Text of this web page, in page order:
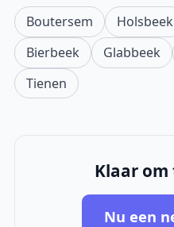
Boutersem Holsbeek
Bierbeek
Glabbeek
Tienen
Klaar om
Nu een